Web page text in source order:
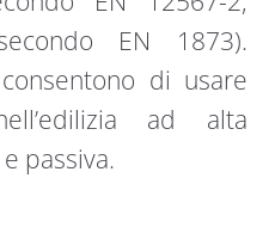
EN 1873).
di usare
ad alta
passiva.